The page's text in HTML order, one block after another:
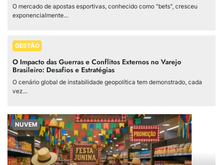
O mercado de apostas esportivas, conhecido como "bets", cresceu
exponencialmente...
GESTÃO
O Impacto das Guerras e Conflitos Externos no Varejo
Brasileiro: Desafios e Estratégias
O cenário global de instabilidade geopolítica tem demonstrado, cada
vez...
NUVEM